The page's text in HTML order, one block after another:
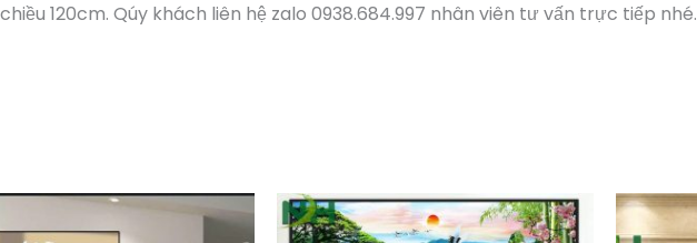
120cm. Qúy khách liên hệ zalo 0938.684.997 nhân viên tư vấn trực tiếp nhé.